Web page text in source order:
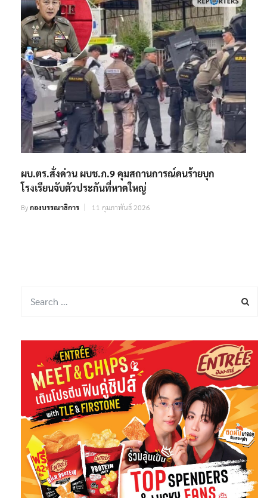
ผบ.ตร.สั่งด่วน ผบช.ภ.9 คุมสถานการณ์คนร้ายบุก
โรงเรียนจับตัวประกันที่หาดใหญ่
Byกองบรรณาธิการ 11 กุมภาพันธ์ 2026